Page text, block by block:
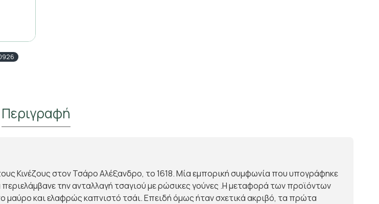
Περιγραφή
Κινέζους στον Τσάρο Αλέξανδρο, το 1618. Μία εμπορική συμφωνία που υπογράφηκε
την ανταλλαγή τσαγιού με ρώσικες γούνες .Η μεταφορά των προϊόντων
μαύρο και ελαφρώς καπνιστό τσάι. Επειδή όμως ήταν σχετικά ακριβό, τα πρώτα